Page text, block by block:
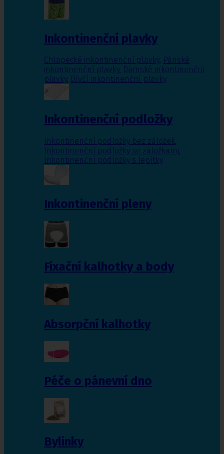
Inkontinenční plavky
Chlapecké inkontinenční plavky, Pánské
inkontinenční plavky, Dámské inkontinenční
plavky, Dívčí inkontinenční plavky
Inkontinenční podložky
Inkontinenční podložky bez záložek,
Inkontinenční podložky se záložkami,
Inkontinenční podložky s lepítky
Inkontinenční pleny
Fixační kalhotky a body
Absorpční kalhotky
Péče o pánevní dno
Bylinky